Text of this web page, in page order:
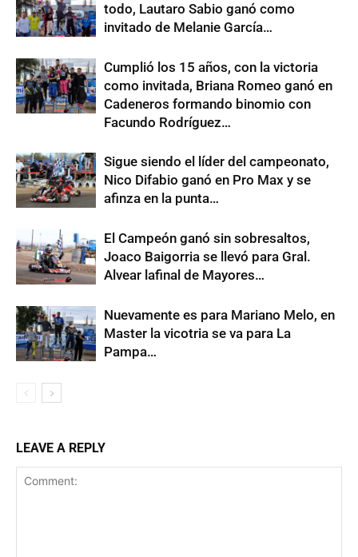
todo, Lautaro Sabio ganó como
invitado de Melanie García…
Cumplió los 15 años, con la victoria
como invitada, Briana Romeo ganó en
Cadeneros formando binomio con
Facundo Rodríguez…
Sigue siendo el líder del campeonato,
Nico Difabio ganó en Pro Max y se
afinza en la punta…
El Campeón ganó sin sobresaltos,
Joaco Baigorria se llevó para Gral.
Alvear lafinal de Mayores…
Nuevamente es para Mariano Melo, en
Master la vicotria se va para La
Pampa…
LEAVE A REPLY